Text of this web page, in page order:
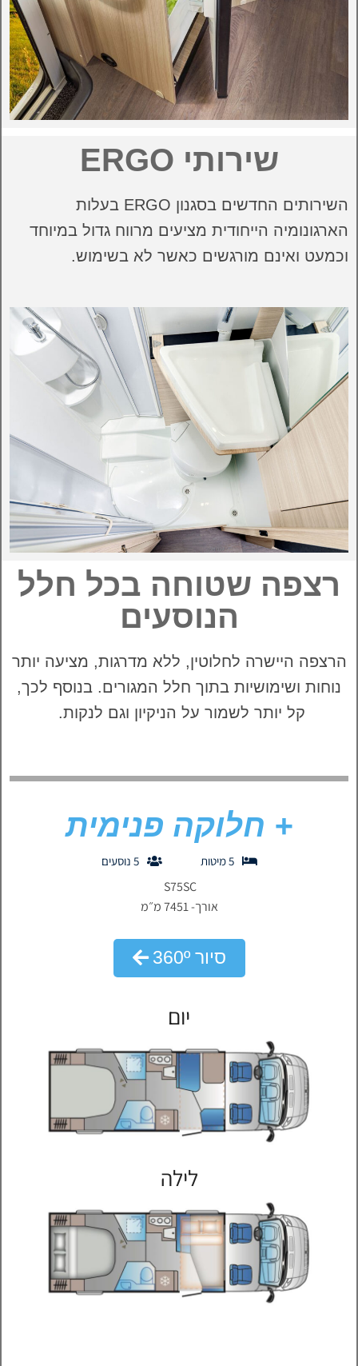
שירותי ERGO
השירותים החדשים בסגנון ERGO בעלות
הארגונומיה הייחודית מציעים מרווח גדול במיוחד
וכמעט ואינם מורגשים כאשר לא בשימוש.
רצפה שטוחה בכל חלל
הנוסעים
הרצפה היישרה לחלוטין, ללא מדרגות, מציעה יותר
נוחות ושימושיות בתוך חלל המגורים. בנוסף לכך,
קל יותר לשמור על הניקיון וגם לנקות.
+ חלוקה פנימית
5 מיטות 5 נוסעים
S75SC
אורך- 7451 מ״מ
סיור 360º
יום
לילה